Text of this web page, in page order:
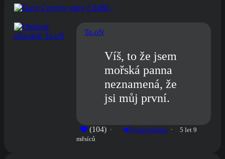
To.oN
Víš, to že jsem
mořská panna
neznamená, že
jsi můj první.
(104) Poslat přátelům
5 let 9
měsíců